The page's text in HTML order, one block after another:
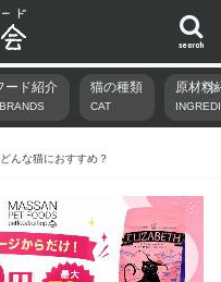
search
ード紹介 猫の種類
CAT
原材料
んな猫におすすめ？